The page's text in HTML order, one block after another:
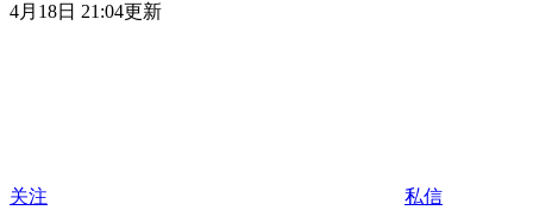
4月18日 21:04更新
关注 私信